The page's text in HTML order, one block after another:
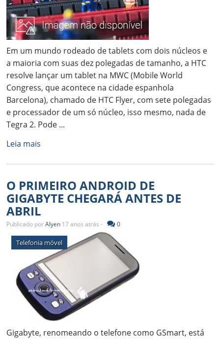
Em um mundo rodeado de tablets com dois núcleos e
a maioria com suas dez polegadas de tamanho, a HTC
resolve lançar um tablet na MWC (Mobile World
Congress, que acontece na cidade espanhola
Barcelona), chamado de HTC Flyer, com sete polegadas
e processador de um só núcleo, isso mesmo, nada de
Tegra 2. Pode ...
Leia mais
O PRIMEIRO ANDROID DE
GIGABYTE CHEGARÁ ANTES DE
ABRIL
Publicado porAlyen 17 anos atrás - 0
Telefonia móvel
Gigabyte, renomeando o telefone como GSmart, está